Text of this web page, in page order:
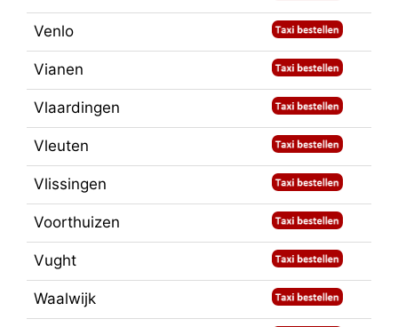
Venlo
Vianen
Vlaardingen
Vleuten
Vlissingen
Voorthuizen
Vught
Waalwijk